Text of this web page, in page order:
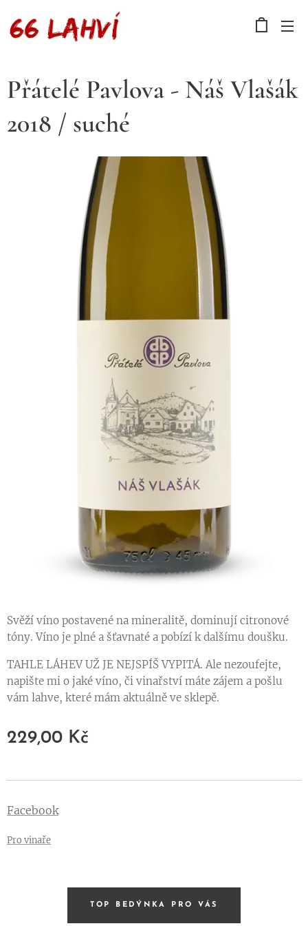
Přátelé Pavlova - Náš Vlašák
2018 / suché
Svěží víno postavené na mineralitě, dominují citronové
tóny. Víno je plné a šťavnaté a pobízí k dalšímu doušku.
TAHLE LÁHEV UŽ JE NEJSPÍŠ VYPITÁ. Ale nezoufejte,
napište mi o jaké víno, či vinařství máte zájem a pošlu
vám lahve, které mám aktuálně ve sklepě.
229,00 Kč
Facebook
Pro vinaře
TOP BEDÝNKA PRO VÁS